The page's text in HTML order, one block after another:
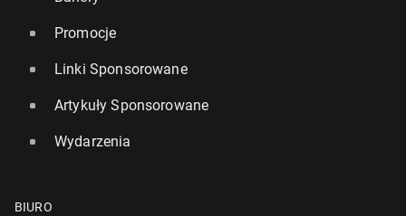
Promocje
Linki Sponsorowane
Artykuły Sponsorowane
Wydarzenia
BIURO